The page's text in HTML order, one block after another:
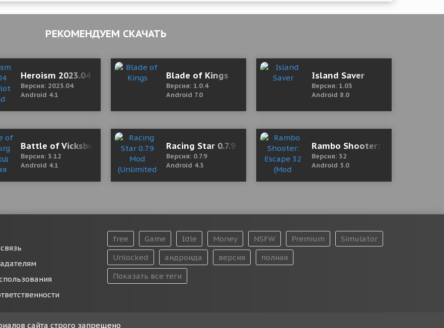
РЕКОМЕНДУЕМ СКАЧАТЬ
(Lots of gold coins)
Heroism 2023.04 Mod (A lot of gold coins)
Версия: 2023.04
Android 4.1
Blade of Kings
Версия: 1.0.4
Android 7.0
Island Saver
Версия: 1.03
Android 8.0
Battle of Vicksburg 3.12 Мод (полная версия)
Версия: 3.12
Android 4.1
Racing Star 0.7.9 Mod (Unlimited gold coins/diamonds)
Версия: 0.7.9
Android 4.3
Rambo Shooter: Escape 32
Версия: 32
Android 5.0
free Game Idle Money NSFW Premium
Simulator
Unlocked
андроида версия
полная
Показать все теги
сайта строго запрещено